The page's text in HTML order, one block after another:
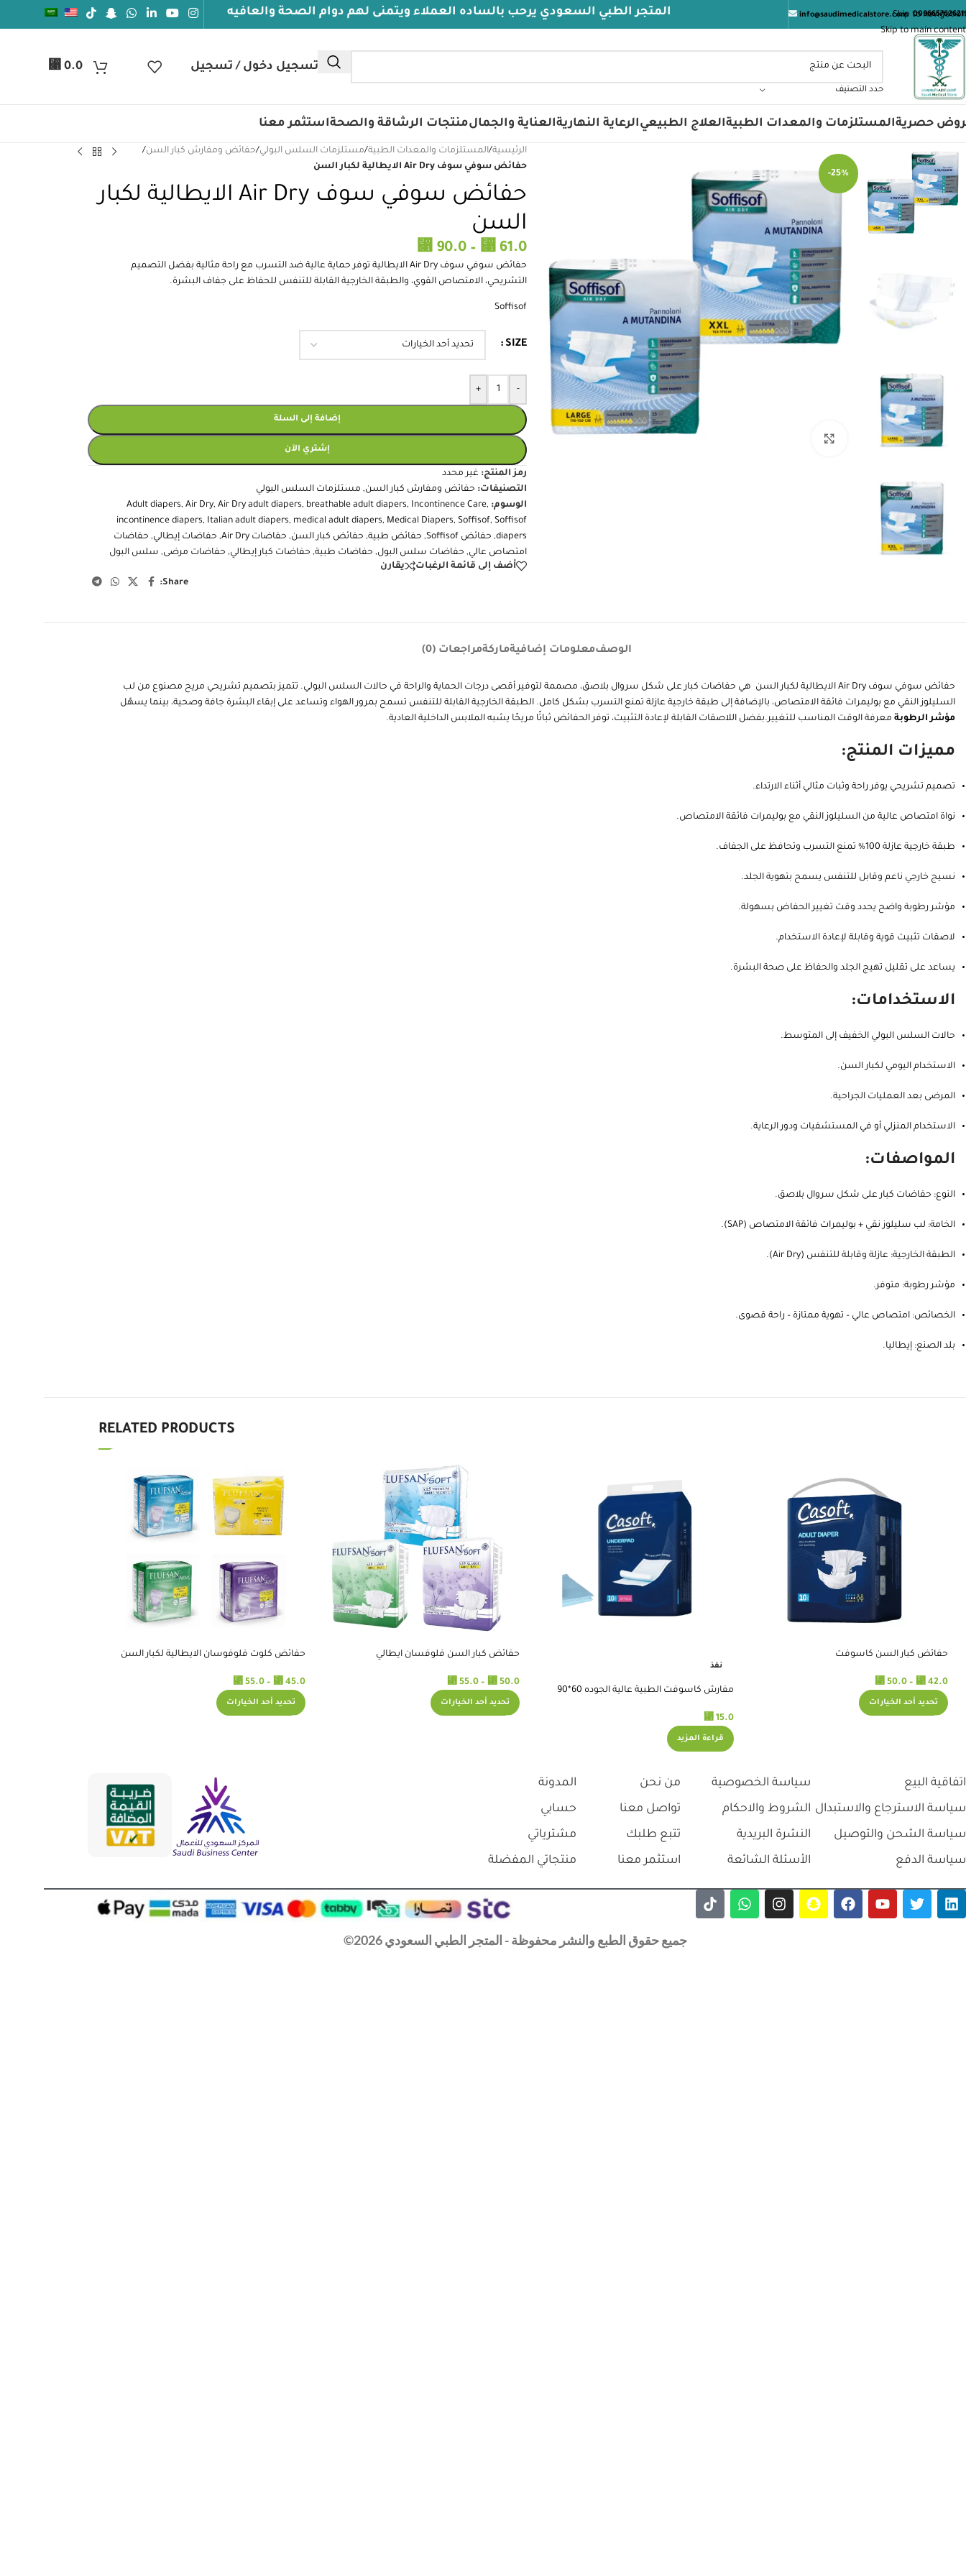
Skip to navigation
Skip to main content
info@saudimedicalstore.com المتجر الطبي السعودي يرحب بالساده العملاء ويتمنى لهم دوام الصحة والعافيه
حدد التصنيف
تسجيل دخول / تسجيل ⃁0.0
حصريةالمستلزمات والمعدات الطبيةالعلاج الطبيعيالرعاية النهاريةالعناية والجمالمنتجات الرشاقة والصحةاستثمر معنا
-25%
الرئيسية/المستلزمات والمعدات الطبية/مستلزمات السلس البولي/حفائض ومفارش كبار السن/
حفائض سوفي سوف Air Dry الايطالية لكبار السن
حفائض سوفي سوف Air Dry الايطالية لكبار
السن
⃁ 61.0
–
⃁ 90.0
حفائض سوفي سوف Air Dry الايطالية توفر حماية عالية ضد التسرب مع راحة مثالية بفضل التصميم
التشريحي، الامتصاص القوي، والطبقة الخارجية القابلة للتنفس للحفاظ على جفاف البشرة.
Soffisof
SIZE
-
+
إضافة إلى السلة
إشتري الآن
رمز المنتج: غير محدد
التصنيفات: حفائض ومفارش كبار السن, مستلزمات السلس البولي
الوسوم:
Adult diapers, Air Dry, Air Dry adult diapers, breathable adult diapers, Incontinence Care,
incontinence diapers, Italian adult diapers, medical adult diapers, Medical Diapers, Soffisof, Soffisof
diapers
, حفائض Soffisof , حفائض طبية, حفائض كبار السن, حفاضات Air Dry , حفاضات إيطالي, حفاضات
امتصاص عالي, حفاضات سلس البول, حفاضات طبية, حفاضات كبار إيطالي, حفاضات مرضى, سلس البول
أضف إلى قائمة الرغبات
يقارن
Share:
الوصفمعلومات إضافيةماركةمراجعات (0)
حفائض سوفي سوف Air Dry الايطالية لكبار السن هي حفاضات كبار على شكل سروال بلاصق، مصممة لتوفير أقصى درجات الحماية والراحة في حالات السلس البولي. تتميز بتصميم تشريحي مريح مصنوع من لب
السليلوز النقي مع بوليمرات فائقة الامتصاص، بالإضافة إلى طبقة خارجية عازلة تمنع التسرب بشكل كامل. الطبقة الخارجية القابلة للتنفس تسمح بمرور الهواء وتساعد على إبقاء البشرة جافة وصحية، بينما يسهّل
مؤشر الرطوبة معرفة الوقت المناسب للتغيير.بفضل اللاصقات القابلة لإعادة التثبيت، توفر الحفائض ثباتًا مريحًا يشبه الملابس الداخلية العادية.
مميزات المنتج:
تصميم تشريحي يوفر راحة وثبات مثالي أثناء الارتداء.
نواة امتصاص عالية من السليلوز النقي مع بوليمرات فائقة الامتصاص.
طبقة خارجية عازلة 100% تمنع التسرب وتحافظ على الجفاف.
نسيج خارجي ناعم وقابل للتنفس يسمح بتهوية الجلد.
مؤشر رطوبة واضح يحدد وقت تغيير الحفاض بسهولة.
لاصقات تثبيت قوية وقابلة لإعادة الاستخدام.
يساعد على تقليل تهيج الجلد والحفاظ على صحة البشرة.
الاستخدامات:
حالات السلس البولي الخفيف إلى المتوسط.
الاستخدام اليومي لكبار السن.
المرضى بعد العمليات الجراحية.
الاستخدام المنزلي أو في المستشفيات ودور الرعاية.
المواصفات:
النوع: حفاضات كبار على شكل سروال بلاصق.
الخامة: لب سليلوز نقي + بوليمرات فائقة الامتصاص (SAP).
الطبقة الخارجية: عازلة وقابلة للتنفس (Air Dry).
مؤشر رطوبة: متوفر.
الخصائص: امتصاص عالي – تهوية ممتازة – راحة قصوى.
بلد الصنع: إيطاليا.
RELATED PRODUCTS
حفائض كبار السن كاسوفت
⃁ 42.0
–
⃁ 50.0
تحديد أحد الخيارات
نفذ
مفارش كاسوفت الطبية عالية الجوده 60*90
⃁ 15.0
قراءة المزيد
حفائض كبار السن فلوفسان ايطالي
⃁ 50.0
–
⃁ 55.0
تحديد أحد الخيارات
حفائض كلوت فلوفوسان الايطالية لكبار السن
⃁ 45.0
–
⃁ 55.0
تحديد أحد الخيارات
اتفاقية البيع
سياسة الاسترجاع والاستبدال
سياسة الشحن والتوصيل
سياسة الدفع
سياسة الخصوصية
الشروط والاحكام
النشرة البريدية
الأسئلة الشائعة
من نحن
تواصل معنا
تتبع طلبك
استثمر معنا
المدونة
حسابي
مشترياتي
منتجاتي المفضلة
جميع حقوق الطبع والنشر محفوظة - المتجر الطبي السعودي 2026©